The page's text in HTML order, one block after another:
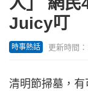
Juicy叮
時事熱話 更新時間
清明節掃墓，有